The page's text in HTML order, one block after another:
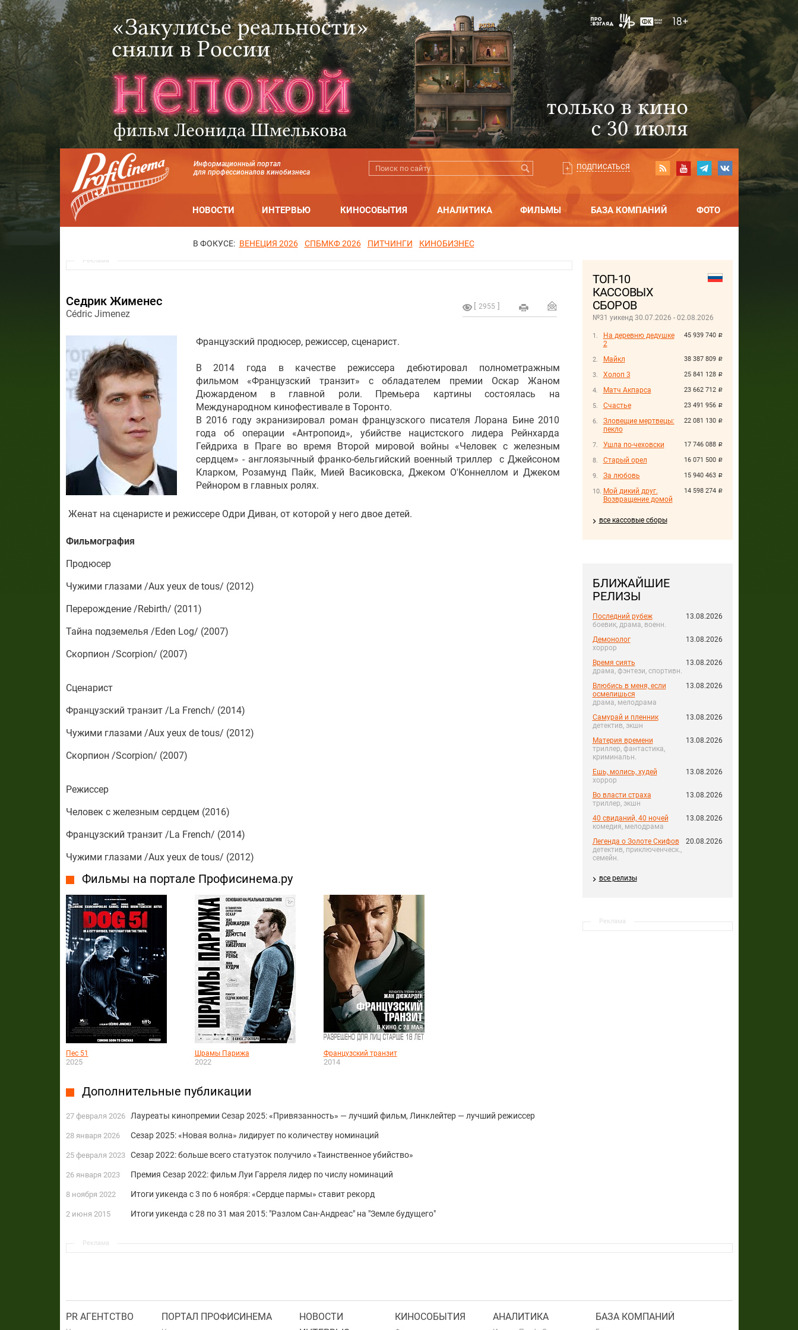
Информационный портал
для профессионалов кинобизнеса
ПОДПИСАТЬСЯ
НОВОСТИ ИНТЕРВЬЮ КИНОСОБЫТИЯ АНАЛИТИКА ФИЛЬМЫ БАЗА КОМПАНИЙ ФОТО
В ФОКУСЕ: ВЕНЕЦИЯ 2026 СПБМКФ 2026 ПИТЧИНГИ КИНОБИЗНЕС
ТОП-10
КАССОВЫХ
СБОРОВ
№31 уикенд 30.07.2026 - 02.08.2026
45 939 740 руб.
На деревню дедушке
2
38 387 809 руб.
Майкл
25 841 128 руб.
Холоп 3
23 662 712 руб.
Матч Акпарса
23 491 956 руб.
Счастье
22 081 130 руб.
Зловещие мертвецы:
пекло
17 746 088 руб.
Ушла по-чеховски
16 071 500 руб.
Старый орел
15 940 463 руб.
За любовь
14 598 274 руб.
Мой дикий друг.
Возвращение домой
все кассовые сборы
БЛИЖАЙШИЕ
РЕЛИЗЫ
Последний рубеж
боевик, драма, военн.
13.08.2026
Демонолог
хоррор
13.08.2026
Время сиять
драма, фэнтези, спортивн.
13.08.2026
Влюбись в меня, если
осмелишься
драма, мелодрама
13.08.2026
Самурай и пленник
детектив, экшн
13.08.2026
Материя времени
триллер, фантастика,
криминальн.
13.08.2026
Ешь, молись, худей
хоррор
13.08.2026
Во власти страха
триллер, экшн
13.08.2026
40 свиданий, 40 ночей
комедия, мелодрама
13.08.2026
Легенда о Золоте Скифов
детектив, приключенческ.,
семейн.
20.08.2026
все релизы
Реклама
Реклама
2955
Седрик Жименес
Cédric Jimenez
Французский продюсер, режиссер, сценарист.
В 2014 года в качестве режиссера дебютировал полнометражным
фильмом «Французский транзит» с обладателем премии Оскар Жаном
Дюжарденом в главной роли. Премьера картины состоялась на
Международном кинофестивале в Торонто.
В 2016 году экранизировал роман французского писателя Лорана Бине 2010
года об операции «Антропоид», убийстве нацистского лидера Рейнхарда
Гейдриха в Праге во время Второй мировой войны «Человек с железным
сердцем» - англоязычный франко-бельгийский военный триллер с Джейсоном
Кларком, Розамунд Пайк, Мией Васиковска, Джеком О'Коннеллом и Джеком
Рейнором в главных ролях.
Женат на сценаристе и режиссере Одри Диван, от которой у него двое детей.
Фильмография
Продюсер
Чужими глазами /Aux yeux de tous/ (2012)
Перерождение /Rebirth/ (2011)
Тайна подземелья /Eden Log/ (2007)
Скорпион /Scorpion/ (2007)
Сценарист
Французский транзит /La French/ (2014)
Чужими глазами /Aux yeux de tous/ (2012)
Скорпион /Scorpion/ (2007)
Режиссер
Человек с железным сердцем (2016)
Французский транзит /La French/ (2014)
Чужими глазами /Aux yeux de tous/ (2012)
Фильмы на портале Профисинема.ру
Пес 51
2025
Шрамы Парижа
2022
Французский транзит
2014
Дополнительные публикации
27 февраля 2026 Лауреаты кинопремии Сезар 2025: «Привязанность» — лучший фильм, Линклейтер — лучший режиссер
28 января 2026 Сезар 2025: «Новая волна» лидирует по количеству номинаций
25 февраля 2023 Сезар 2022: больше всего статуэток получило «Таинственное убийство»
26 января 2023 Премия Сезар 2022: фильм Луи Гарреля лидер по числу номинаций
8 ноября 2022 Итоги уикенда с 3 по 6 ноября: «Сердце пармы» ставит рекорд
2 июня 2015 Итоги уикенда с 28 по 31 мая 2015: "Разлом Сан-Андреас" на "Земле будущего"
Реклама
PR АГЕНТСТВО ПОРТАЛ ПРОФИСИНЕМА
НОВОСТИ
КИНОСОБЫТИЯ АНАЛИТИКА БАЗА КОМПАНИЙ